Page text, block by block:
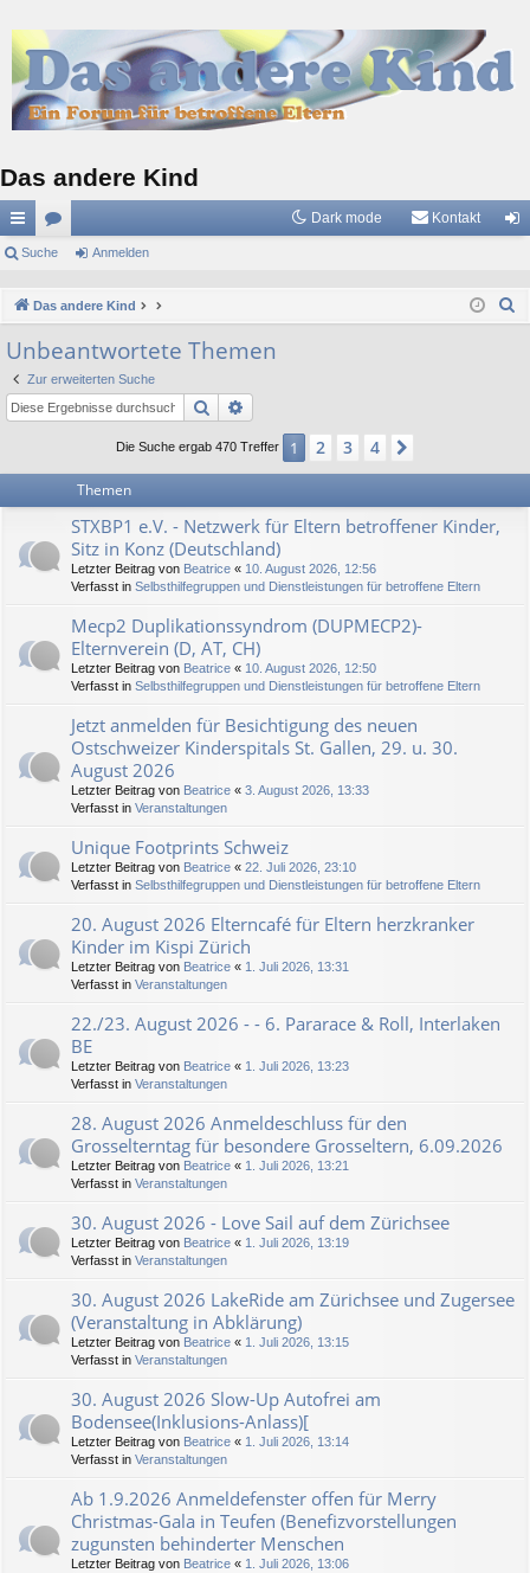
Das andere Kind
ch
llz
ug
riff
or
Dark mode Kontakt
el
Suche Anmelden
Das andere Kind
Unbeantwortete Themen
Zur erweiterten Suche
Suche
Die Suche ergab 470 Treffer 1 2 3 4
Themen
STXBP1 e.V. - Netzwerk für Eltern betroffener Kinder,
Sitz in Konz (Deutschland)
Letzter Beitrag von Beatrice « 10. August 2026, 12:56
Verfasst in Selbsthilfegruppen und Dienstleistungen für betroffene Eltern
Mecp2 Duplikationssyndrom (DUPMECP2)-
Elternverein (D, AT, CH)
Letzter Beitrag von Beatrice « 10. August 2026, 12:50
Verfasst in Selbsthilfegruppen und Dienstleistungen für betroffene Eltern
Jetzt anmelden für Besichtigung des neuen
Ostschweizer Kinderspitals St. Gallen, 29. u. 30.
August 2026
Letzter Beitrag von Beatrice « 3. August 2026, 13:33
Verfasst in Veranstaltungen
Unique Footprints Schweiz
Letzter Beitrag von Beatrice « 22. Juli 2026, 23:10
Verfasst in Selbsthilfegruppen und Dienstleistungen für betroffene Eltern
20. August 2026 Elterncafé für Eltern herzkranker
Kinder im Kispi Zürich
Letzter Beitrag von Beatrice « 1. Juli 2026, 13:31
Verfasst in Veranstaltungen
22./23. August 2026 - - 6. Pararace & Roll, Interlaken
BE
Letzter Beitrag von Beatrice « 1. Juli 2026, 13:23
Verfasst in Veranstaltungen
28. August 2026 Anmeldeschluss für den
Grosselterntag für besondere Grosseltern, 6.09.2026
Letzter Beitrag von Beatrice « 1. Juli 2026, 13:21
Verfasst in Veranstaltungen
30. August 2026 - Love Sail auf dem Zürichsee
Letzter Beitrag von Beatrice « 1. Juli 2026, 13:19
Verfasst in Veranstaltungen
30. August 2026 LakeRide am Zürichsee und Zugersee
(Veranstaltung in Abklärung)
Letzter Beitrag von Beatrice « 1. Juli 2026, 13:15
Verfasst in Veranstaltungen
30. August 2026 Slow-Up Autofrei am
Bodensee(Inklusions-Anlass)[
Letzter Beitrag von Beatrice « 1. Juli 2026, 13:14
Verfasst in Veranstaltungen
Ab 1.9.2026 Anmeldefenster offen für Merry
Christmas-Gala in Teufen (Benefizvorstellungen
zugunsten behinderter Menschen
Letzter Beitrag von Beatrice « 1. Juli 2026, 13:06